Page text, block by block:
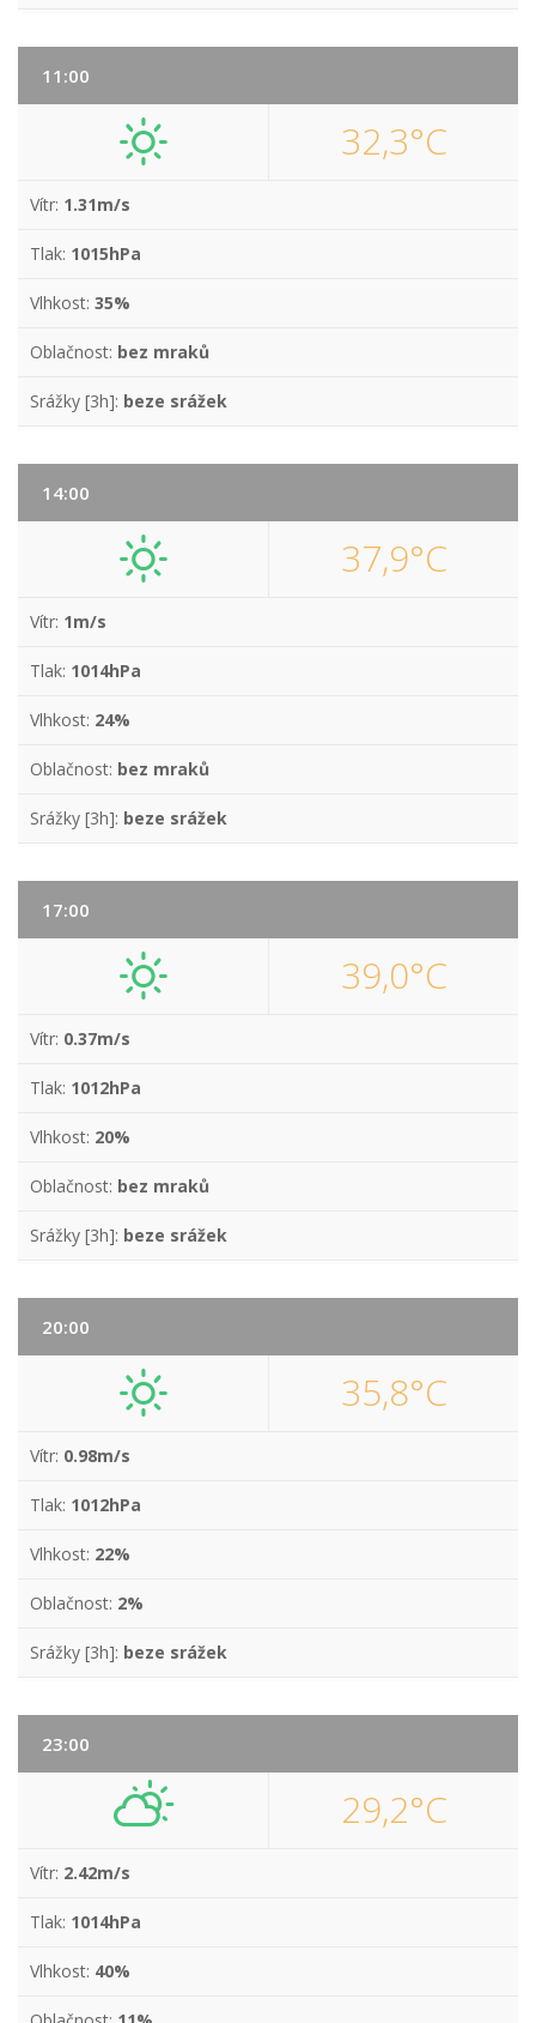
11:00
32,3°C
Vítr: 1.31m/s
Tlak: 1015hPa
Vlhkost: 35%
Oblačnost: bez mraků
Srážky [3h]: beze srážek
14:00
37,9°C
Vítr: 1m/s
Tlak: 1014hPa
Vlhkost: 24%
Oblačnost: bez mraků
Srážky [3h]: beze srážek
17:00
39,0°C
Vítr: 0.37m/s
Tlak: 1012hPa
Vlhkost: 20%
Oblačnost: bez mraků
Srážky [3h]: beze srážek
20:00
35,8°C
Vítr: 0.98m/s
Tlak: 1012hPa
Vlhkost: 22%
Oblačnost: 2%
Srážky [3h]: beze srážek
23:00
29,2°C
Vítr: 2.42m/s
Tlak: 1014hPa
Vlhkost: 40%